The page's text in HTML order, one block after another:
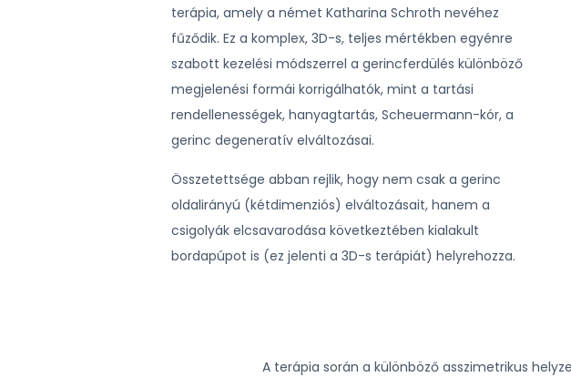
terápia, amely a német Katharina Schroth nevéhez
fűződik. Ez a komplex, 3D-s, teljes mértékben egyénre
szabott kezelési módszerrel a gerincferdülés különböző
megjelenési formái korrigálhatók, mint a tartási
rendellenességek, hanyagtartás, Scheuermann-kór, a
gerinc degeneratív elváltozásai.
Összetettsége abban rejlik, hogy nem csak a gerinc
oldalirányú (kétdimenziós) elváltozásait, hanem a
csigolyák elcsavarodása következtében kialakult
bordapúpot is (ez jelenti a 3D-s terápiát) helyrehozza.
A terápia során a különböző asszimetrikus